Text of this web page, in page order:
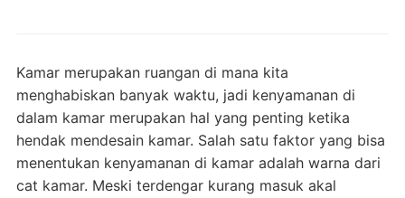
Kamar merupakan ruangan di mana kita
menghabiskan banyak waktu, jadi kenyamanan di
dalam kamar merupakan hal yang penting ketika
hendak mendesain kamar. Salah satu faktor yang bisa
menentukan kenyamanan di kamar adalah warna dari
cat kamar. Meski terdengar kurang masuk akal